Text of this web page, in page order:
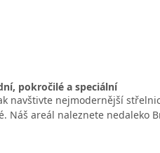
pokročilé a speciální
navštivte nejmodernější
areál naleznete nedaleko